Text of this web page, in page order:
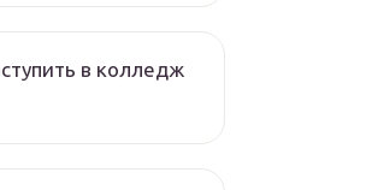
в колледж